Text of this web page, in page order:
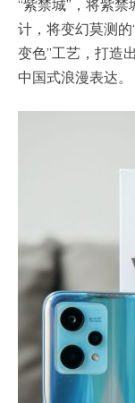
“紫禁城”，将紫
计，将变幻莫测
变色”工艺，打造
中国式浪漫表达。